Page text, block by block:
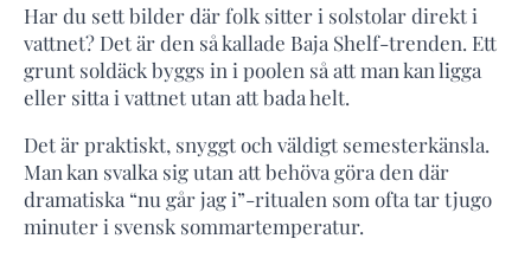
Har du sett bilder där folk sitter i solstolar direkt i
vattnet? Det är den så kallade Baja Shelf-trenden. Ett
grunt soldäck byggs in i poolen så att man kan ligga
eller sitta i vattnet utan att bada helt.
Det är praktiskt, snyggt och väldigt semesterkänsla.
Man kan svalka sig utan att behöva göra den där
dramatiska “nu går jag i”-ritualen som ofta tar tjugo
minuter i svensk sommartemperatur.